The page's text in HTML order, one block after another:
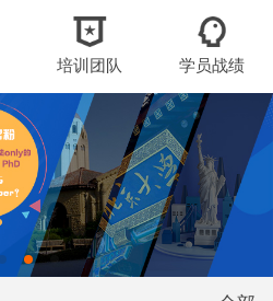
培训团队 学员战绩